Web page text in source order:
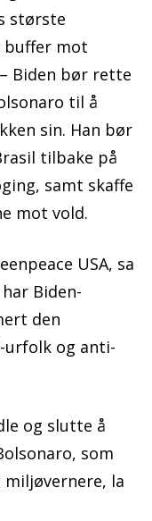
største
buffer mot
Biden bør rette
til å
sin. Han bør
tilbake på
samt skaffe
mot vold.
USA, sa
Biden-
den
urfolk og anti-
og slutte å
som
la